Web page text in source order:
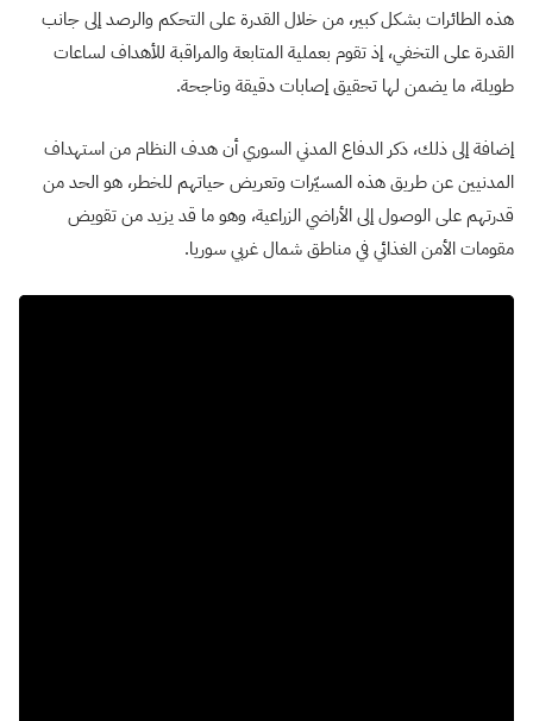
هذه الطائرات بشكل كبير، من خلال القدرة على التحكم والرصد إلى جانب
القدرة على التخفي، إذ تقوم بعملية المتابعة والمراقبة للأهداف لساعات
طويلة، ما يضمن لها تحقيق إصابات دقيقة وناجحة.
إضافة إلى ذلك، ذكر الدفاع المدني السوري أن هدف النظام من استهداف
المدنيين عن طريق هذه المسيّرات وتعريض حياتهم للخطر، هو الحد من
قدرتهم على الوصول إلى الأراضي الزراعية، وهو ما قد يزيد من تقويض
مقومات الأمن الغذائي في مناطق شمال غربي سوريا.